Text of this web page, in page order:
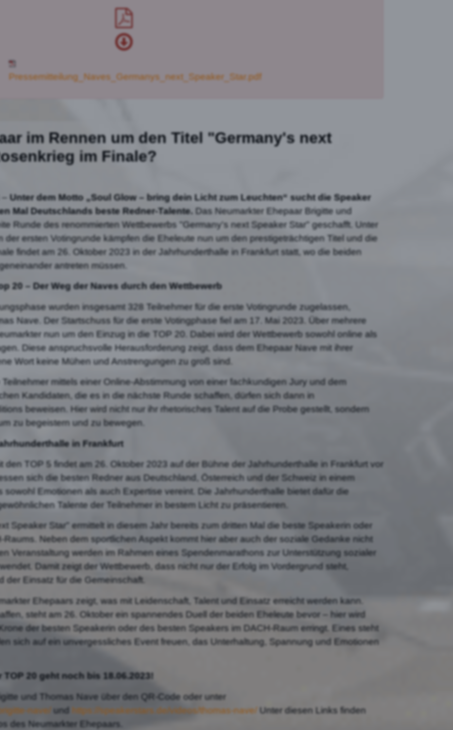
Pressemitteilung_Naves_Germanys_next_Speaker_Star.pdf
im Rennen um den Titel "Germany's next
im Finale?
Unter dem Motto „Soul Glow – bring dein Licht zum Leuchten“ sucht die Speaker
Mal Deutschlands beste Redner-Talente. Das Neumarkter Ehepaar Brigitte und
Runde des renommierten Wettbewerbs "Germany's next Speaker Star" geschafft. Unter
der ersten Votingrunde kämpfen die Eheleute nun um den prestigeträchtigen Titel und die
findet am 26. Oktober 2023 in der Jahrhunderthalle in Frankfurt statt, wo die beiden
antreten müssen.
20 – Der Weg der Naves durch den Wettbewerb
wurden insgesamt 328 Teilnehmer für die erste Votingrunde zugelassen,
Nave. Der Startschuss für die erste Votingphase fiel am 17. Mai 2023. Über mehrere
nun um den Einzug in die TOP 20. Dabei wird der Wettbewerb sowohl online als
Diese anspruchsvolle Herausforderung zeigt, dass dem Ehepaar Nave mit ihrer
Wort keine Mühen und Anstrengungen zu groß sind.
mittels einer Online-Abstimmung von einer fachkundigen Jury und dem
Kandidaten, die es in die nächste Runde schaffen, dürfen sich dann in
beweisen. Hier wird nicht nur ihr rhetorisches Talent auf die Probe gestellt, sondern
zu begeistern und zu bewegen.
in Frankfurt
den TOP 5 findet am 26. Oktober 2023 auf der Bühne der Jahrhunderthalle in Frankfurt vor
sich die besten Redner aus Deutschland, Österreich und der Schweiz in einem
Emotionen als auch Expertise vereint. Die Jahrhunderthalle bietet dafür die
Talente der Teilnehmer in bestem Licht zu präsentieren.
Speaker Star" ermittelt in diesem Jahr bereits zum dritten Mal die beste Speakerin oder
Neben dem sportlichen Aspekt kommt hier aber auch der soziale Gedanke nicht
Veranstaltung werden im Rahmen eines Spendenmarathons zur Unterstützung sozialer
Damit zeigt der Wettbewerb, dass nicht nur der Erfolg im Vordergrund steht,
der Einsatz für die Gemeinschaft.
Ehepaars zeigt, was mit Leidenschaft, Talent und Einsatz erreicht werden kann.
steht am 26. Oktober ein spannendes Duell der beiden Eheleute bevor – hier wird
der besten Speakerin oder des besten Speakers im DACH-Raum erringt. Eines steht
sich auf ein unvergessliches Event freuen, das Unterhaltung, Spannung und Emotionen
20 geht noch bis 18.06.2023!
und Thomas Nave über den QR-Code oder unter
nave/ und https://speakerstars.de/videos/thomas-nave/ Unter diesen Links finden
des Neumarkter Ehepaars.